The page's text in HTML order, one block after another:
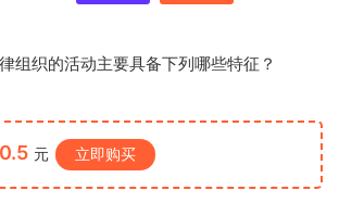
组织的活动主要具备下列哪些特征？
0.5 元 立即购买